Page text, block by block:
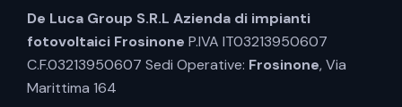
De Luca Group S.R.L Azienda di impianti
fotovoltaici Frosinone P.IVA IT03213950607
C.F.03213950607 Sedi Operative: Frosinone, Via
Marittima 164